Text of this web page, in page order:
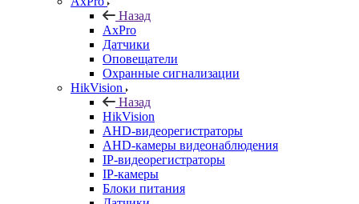
Назад
AxPro
Датчики
Оповещатели
Охранные сигнализации
HikVision
Назад
HikVision
AHD-видеорегистраторы
AHD-камеры видеонаблюдения
IP-видеорегистраторы
IP-камеры
Блоки питания